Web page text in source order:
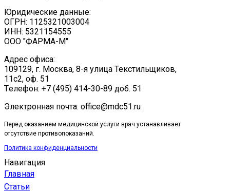
Юридические данные:
ОГРН: 1125321003004
ИНН: 5321154555
ООО "ФАРМА-М"
Адрес офиса:
109129, г. Москва, ​8-я улица Текстильщиков,
11с2, оф. 51
Tелефон: +7 (495) 414-30-89 доб. 51
Электронная почта: office@mdc51.ru
Перед оказанием медицинской услуги врач устанавливает
отсутствие противопоказаний.
Политика конфиденциальности
Навигация
Главная
Статьи